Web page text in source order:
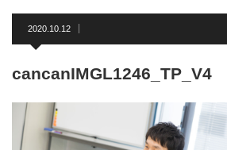
2020.10.12
cancanIMGL1246_TP_V4